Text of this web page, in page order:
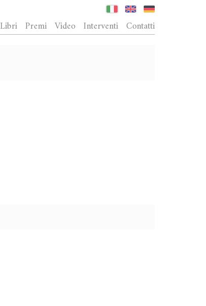
Libri Premi Video Interventi Contatti